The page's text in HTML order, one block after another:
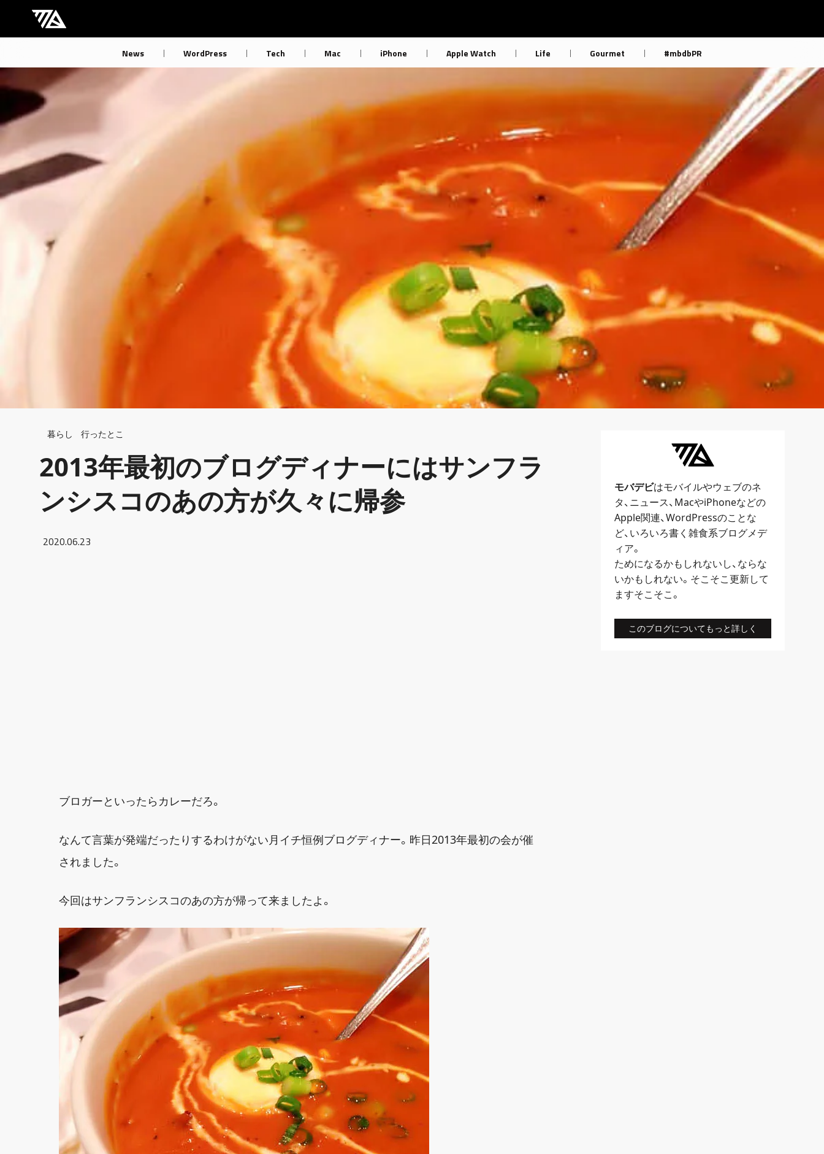
[M] mbdb [モバデビ]
News WordPress Tech Mac iPhone Apple Watch Life Gourmet #mbdbPR
Breadcrumb
暮らし 行ったとこ
2013年最初のブログディナーにはサンフラ
ンシスコのあの方が久々に帰参
2020.06.23
ブロガーといったらカレーだろ。
なんて言葉が発端だったりするわけがない月イチ恒例ブログディナー。昨日2013年最初の会が催
されました。
今回はサンフランシスコのあの方が帰って来ましたよ。
モバデビはモバイルやウェブのネ
タ、 ニュース、 MacやiPhoneなどの
Apple関連、WordPressのことな
ど、いろいろ書く雑食系ブログメデ
ィア。
ためになるかもしれないし、ならな
いかもしれない。そこそこ更新して
ますそこそこ。
このブログについてもっと詳しく